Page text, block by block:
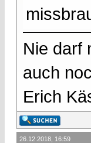
Nie darf
auch
Erich
26.12.2018, 16:59